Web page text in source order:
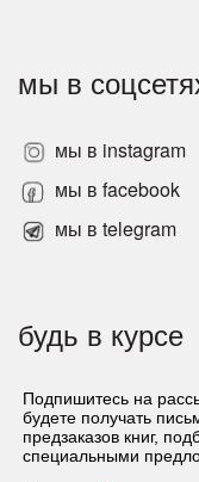
мы в
мы в instagram
мы в facebook
мы в telegram
будь в курсе
Подпишитесь на
будете получать
предзаказов книг,
специальными